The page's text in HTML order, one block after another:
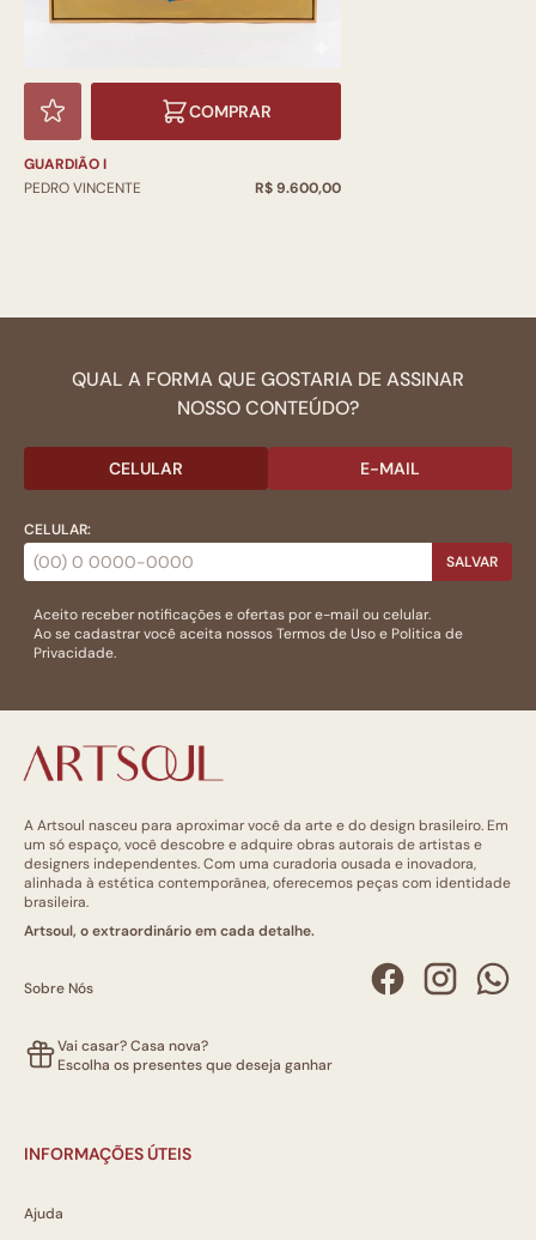
COMPRAR
GUARDIÃO I
PEDRO VINCENTE
R$ 9.600,00
QUAL A FORMA QUE GOSTARIA DE ASSINAR
NOSSO CONTEÚDO?
CELULAR E-MAIL
CELULAR:
SALVAR
Aceito receber notificações e ofertas por e-mail ou celular.
Ao se cadastrar você aceita nossosTermos de Usoe Politica de
Privacidade.
A Artsoul nasceu para aproximar você da arte e do design brasileiro. Em
um só espaço, você descobre e adquire obras autorais de artistas e
designers independentes. Com uma curadoria ousada e inovadora,
alinhada à estética contemporânea, oferecemos peças com identidade
brasileira.
Artsoul, o extraordinário em cada detalhe.
Sobre Nós
Vai casar? Casa nova?
Escolha os presentes que deseja ganhar
INFORMAÇÕES ÚTEIS
Ajuda